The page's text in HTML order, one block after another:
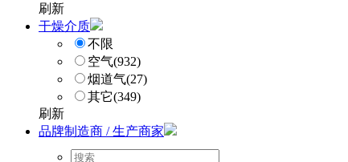
刷新
干燥介质
不限
空气(932)
烟道气(27)
其它(349)
刷新
品牌制造商 / 生产商家